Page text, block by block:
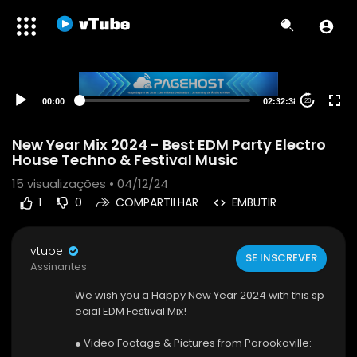
00:00 02:32:38 20
New Year Mix 2024 - Best EDM Party Electro
House Techno & Festival Music
15 visualizações • 04/12/24
1 0 COMPARTILHAR EMBUTIR
vtube
Assinantes
SE INSCREVER
We wish you a Happy New Year 2024 with this sp
ecial EDM Festival Mix!
● Video Footage & Pictures from Parookaville: